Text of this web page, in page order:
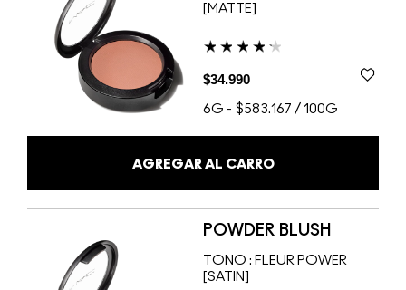
[MATTE]
$34.990
6G - $583.167 / 100G
AGREGAR AL CARRO
POWDER BLUSH
TONO : FLEUR POWER
[SATIN]